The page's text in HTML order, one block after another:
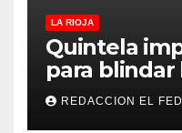
LA RIOJA
Quintela
para blindar
de La Rioja:
principales
REDACCION EL